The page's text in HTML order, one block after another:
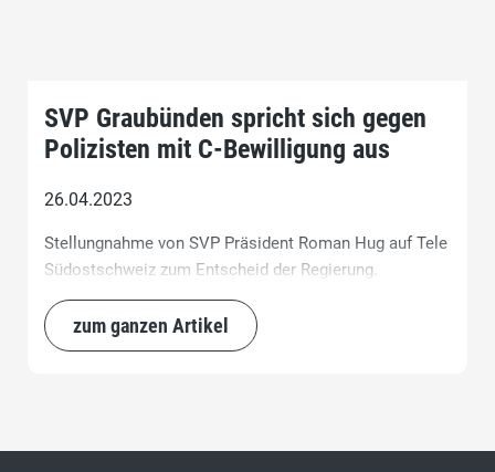
SVP Graubünden spricht sich gegen
Polizisten mit C-Bewilligung aus
26.04.2023
Stellungnahme von SVP Präsident Roman Hug auf Tele
Südostschweiz zum Entscheid der Regierung.
zum ganzen Artikel